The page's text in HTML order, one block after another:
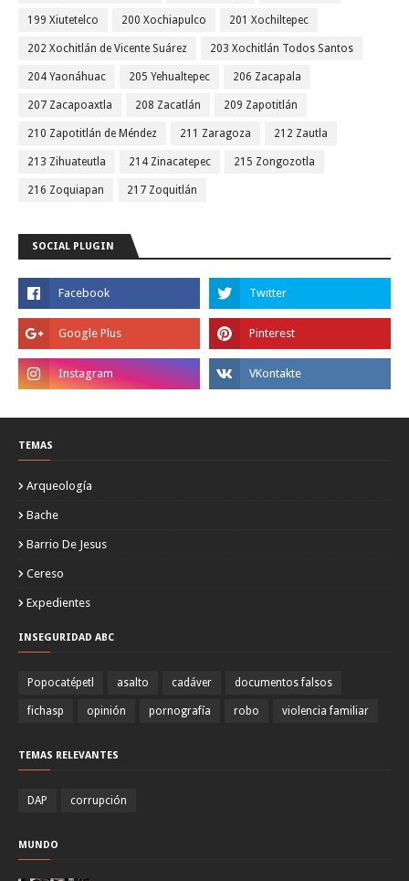
199 Xiutetelco 200 Xochiapulco 201 Xochiltepec
202 Xochitlán de Vicente Suárez 203 Xochitlán Todos Santos
204 Yaonáhuac 205 Yehualtepec 206 Zacapala
207 Zacapoaxtla 208 Zacatlán 209 Zapotitlán
210 Zapotitlán de Méndez 211 Zaragoza 212 Zautla
213 Zihuateutla 214 Zinacatepec 215 Zongozotla
216 Zoquiapan 217 Zoquitlán
SOCIAL PLUGIN
TEMAS
Arqueología
Bache
Barrio De Jesus
Cereso
Expedientes
INSEGURIDAD ABC
Popocatépetl asalto cadáver documentos falsos
fichasp opinión pornografía robo violencia familiar
TEMAS RELEVANTES
DAP corrupción
MUNDO